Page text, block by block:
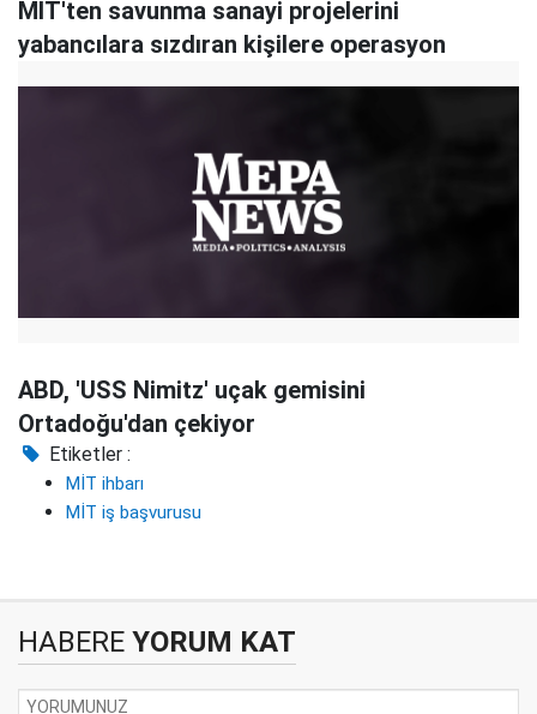
MİT'ten savunma sanayi projelerini
yabancılara sızdıran kişilere operasyon
ABD, 'USS Nimitz' uçak gemisini
Ortadoğu'dan çekiyor
Etiketler :
MİT ihbarı
MİT iş başvurusu
HABERE YORUM KAT